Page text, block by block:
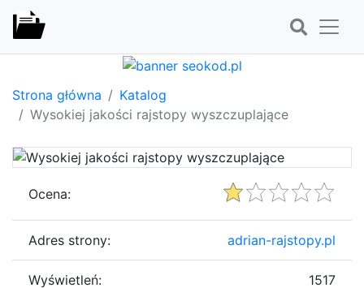
Strona główna
Katalog
Wysokiej jakości rajstopy wyszczuplające
Ocena:
Adres strony: adrian-rajstopy.pl
Wyświetleń: 1517